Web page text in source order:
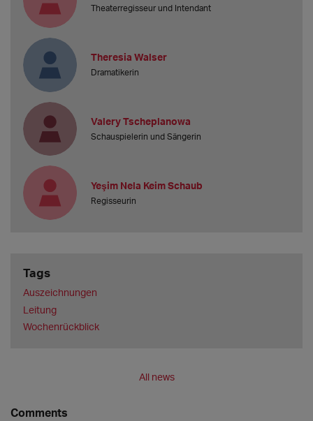
Theaterregisseur und Intendant
Theresia Walser
Dramatikerin
Valery Tscheplanowa
Schauspielerin und Sängerin
Yeşim Nela Keim Schaub
Regisseurin
Tags
Auszeichnungen
Leitung
Wochenrückblick
All news
Comments